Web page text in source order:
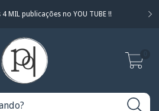
MIL publicações no YOU TUBE !!